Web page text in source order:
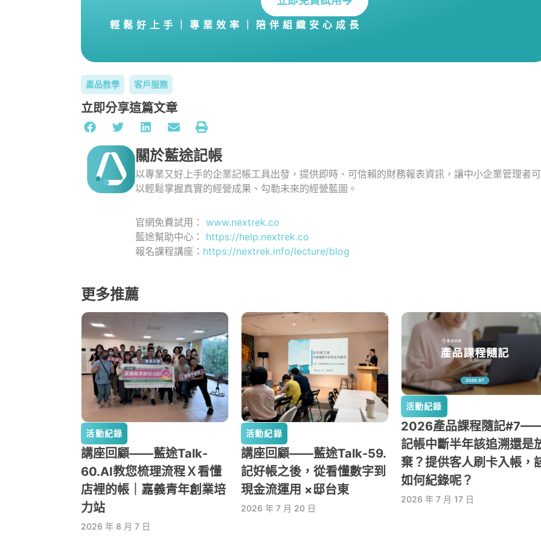
輕鬆好上手｜專業效率｜陪伴組織安心成長
產品教學 客戶服務
立即分享這篇文章
關於藍途記帳
以專業又好上手的企業記帳工具出發，提供即時、可信賴的財務報表資訊，讓中小企業管理者可
以輕鬆掌握真實的經營成果、勾勒未來的經營藍圖。
官網免費試用：www.nextrek.co
藍途幫助中心： https://help.nextrek.co
報名課程講座： https://nextrek.info/lecture/blog
更多推薦
活動紀錄
講座回顧——藍途Talk-
60.AI教您梳理流程Ｘ看懂
店裡的帳｜嘉義青年創業培
力站
2026 年 8 月 7 日
活動紀錄
講座回顧——藍途Talk-59.
記好帳之後，從看懂數字到
現金流運用 ×邸台東
2026 年 7 月 20 日
活動紀錄
2026產品課程隨記
記帳中斷半年該追溯還是
棄？提供客人刷卡入帳，
如何紀錄呢？
2026 年 7 月 17 日